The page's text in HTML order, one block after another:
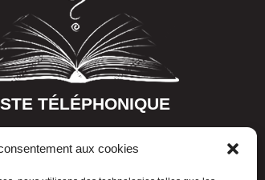
aux cookies
TÉLÉPHONIQUE